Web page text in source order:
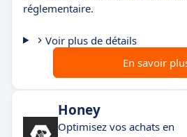
réglementaire.
Voir plus de détails
En savoir
Honey
Optimisez vos achats en